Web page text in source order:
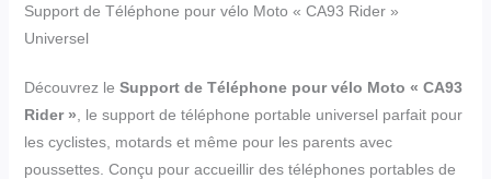
Support de Téléphone pour vélo Moto « CA93 Rider »
Universel
Découvrez le Support de Téléphone pour vélo Moto « CA93
Rider » , le support de téléphone portable universel parfait pour
les cyclistes, motards et même pour les parents avec
poussettes. Conçu pour accueillir des téléphones portables de